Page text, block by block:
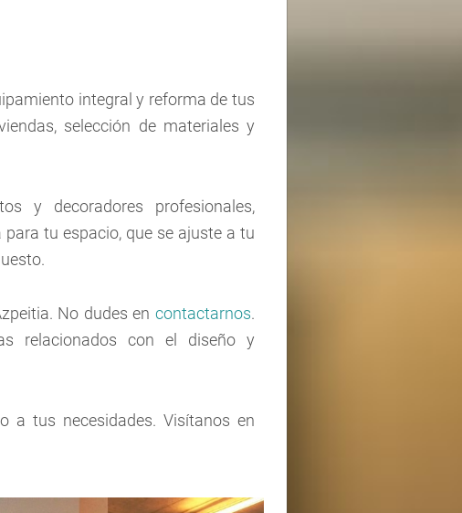
integral y reforma de tus
selección de materiales y
y decoradores profesionales,
tu espacio, que se ajuste a tu
No dudes en contactarnos.
relacionados con el diseño y
a tus necesidades. Visítanos en